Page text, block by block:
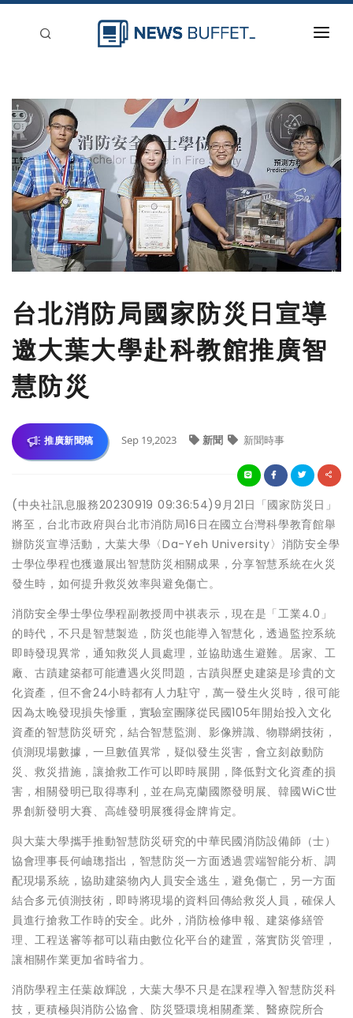
新聞稿分類
登入
刊登
台北消防局國家防災日宣導
邀大葉大學赴科教館推廣智
慧防災
推廣新聞稿 Sep 19,2023 新聞 新聞時事
(中央社訊息服務20230919 09:36:54)9月21日「國家防災日」
將至，台北市政府與台北市消防局16日在國立台灣科學教育館舉
辦防災宣導活動，大葉大學〈Da-Yeh University〉消防安全學
士學位學程也獲邀展出智慧防災相關成果，分享智慧系統在火災
發生時，如何提升救災效率與避免傷亡。
消防安全學士學位學程副教授周中祺表示，現在是「工業4.0」
的時代，不只是智慧製造，防災也能導入智慧化，透過監控系統
即時發現異常，通知救災人員處理，並協助逃生避難。居家、工
廠、古蹟建築都可能遭遇火災問題，古蹟與歷史建築是珍貴的文
化資產，但不會24小時都有人力駐守，萬一發生火災時，很可能
因為太晚發現損失慘重，實驗室團隊從民國105年開始投入文化
資產的智慧防災研究，結合智慧監測、影像辨識、物聯網技術，
偵測現場數據，一旦數值異常，疑似發生災害，會立刻啟動防
災、救災措施，讓搶救工作可以即時展開，降低對文化資產的損
害，相關發明已取得專利，並在烏克蘭國際發明展、韓國WiC世
界創新發明大賽、高雄發明展獲得金牌肯定。
與大葉大學攜手推動智慧防災研究的中華民國消防設備師（士）
協會理事長何岫璁指出，智慧防災一方面透過雲端智能分析、調
配現場系統，協助建築物內人員安全逃生，避免傷亡，另一方面
結合多元偵測技術，即時將現場的資料回傳給救災人員，確保人
員進行搶救工作時的安全。此外，消防檢修申報、建築修繕管
理、工程送審等都可以藉由數位化平台的建置，落實防災管理，
讓相關作業更加省時省力。
消防學程主任葉啟輝說，大葉大學不只是在課程導入智慧防災科
技，更積極與消防公協會、防災暨環境相關產業、醫療院所合